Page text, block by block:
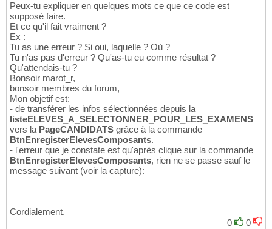
Peux-tu expliquer en quelques mots ce que ce code est
supposé faire.
Et ce qu'il fait vraiment ?
Ex :
Tu as une erreur ? Si oui, laquelle ? Où ?
Tu n'as pas d'erreur ? Qu'as-tu eu comme résultat ?
Qu'attendais-tu ?
Bonsoir marot_r,
bonsoir membres du forum,
Mon objetif est:
- de transférer les infos sélectionnées depuis la
listeELEVES_A_SELECTONNER_POUR_LES_EXAMENS
vers la PageCANDIDATS grâce à la commande
BtnEnregisterElevesComposants.
- l'erreur que je constate est qu'après clique sur la commande
BtnEnregisterElevesComposants, rien ne se passe sauf le
message suivant (voir la capture):
Cordialement.
0
0